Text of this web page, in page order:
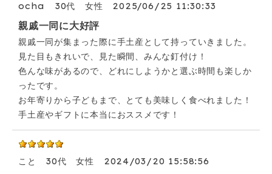
ocha 30代 女性 2025/06/25 11:30:33
親戚一同に大好評
親戚一同が集まった際に手土産として持っていきました。
見た目もきれいで、見た瞬間、みんな釘付け！
色んな味があるので、どれにしようかと選ぶ時間も楽しか
ったです。
お年寄りから子どもまで、とても美味しく食べれました！
手土産やギフトに本当におススメです！
こと 30代 女性 2024/03/20 15:58:56